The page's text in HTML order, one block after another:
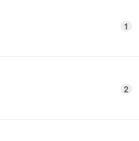
1
2